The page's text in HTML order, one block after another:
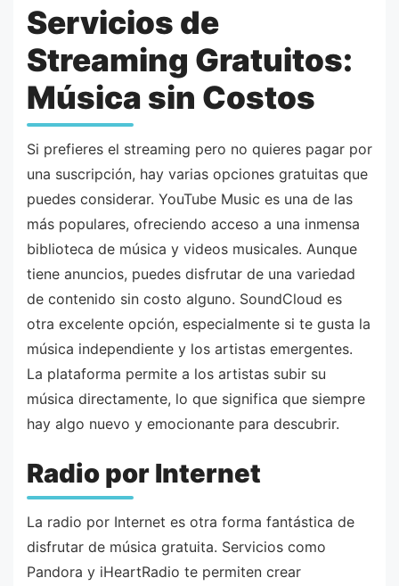
Servicios de
Streaming Gratuitos:
Música sin Costos
Si prefieres el streaming pero no quieres pagar por
una suscripción, hay varias opciones gratuitas que
puedes considerar. YouTube Music es una de las
más populares, ofreciendo acceso a una inmensa
biblioteca de música y videos musicales. Aunque
tiene anuncios, puedes disfrutar de una variedad
de contenido sin costo alguno. SoundCloud es
otra excelente opción, especialmente si te gusta la
música independiente y los artistas emergentes.
La plataforma permite a los artistas subir su
música directamente, lo que significa que siempre
hay algo nuevo y emocionante para descubrir.
Radio por Internet
La radio por Internet es otra forma fantástica de
disfrutar de música gratuita. Servicios como
Pandora y iHeartRadio te permiten crear